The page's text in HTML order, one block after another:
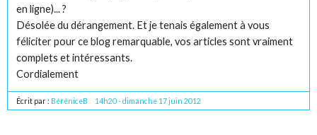
en ligne)... ?
Désolée du dérangement. Et je tenais également à vous
féliciter pour ce blog remarquable, vos articles sont vraiment
complets et intéressants.
Cordialement
Écrit par : BéréniceB 14h20-dimanche 17 juin 2012